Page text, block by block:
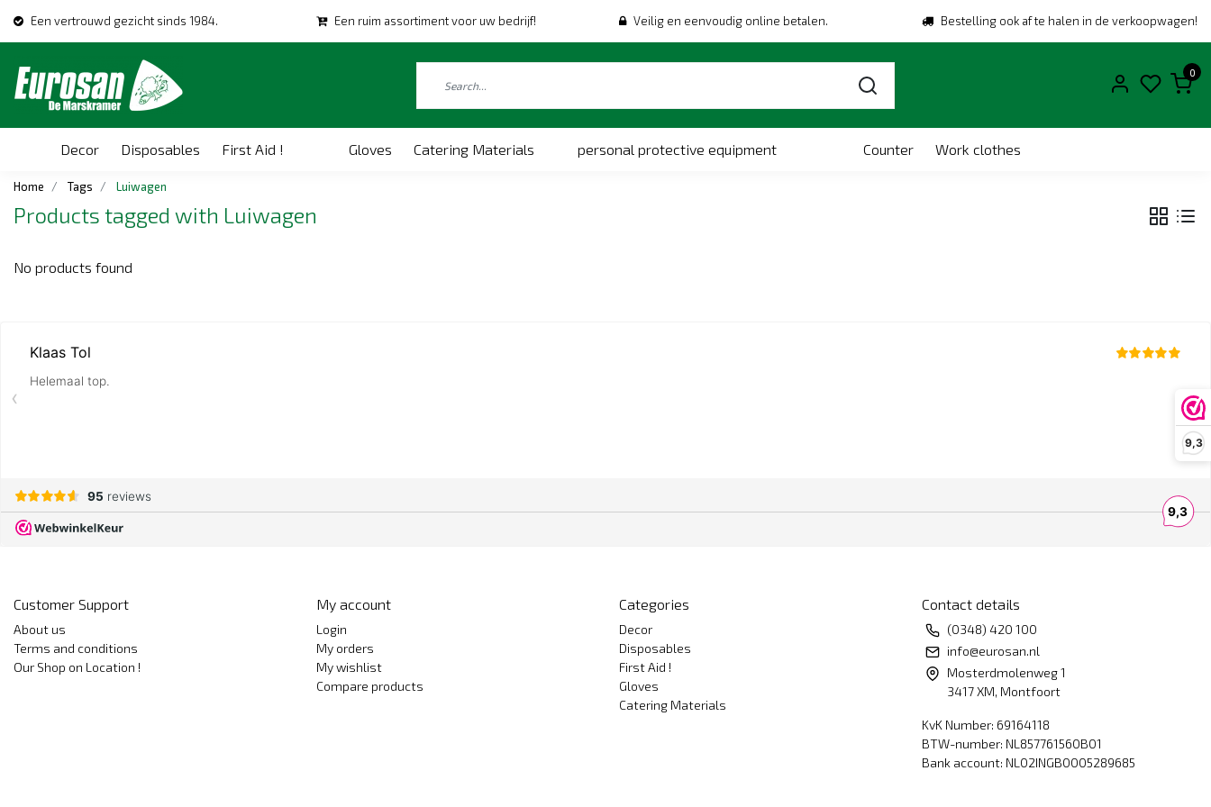
9,3
Een vertrouwd gezicht sinds 1984. Een ruim assortiment voor uw bedrijf! Veilig en eenvoudig online betalen. Bestelling ook af te halen in de verkoopwagen!
0
Decor Disposables First Aid ! Gloves Catering Materials personal protective equipment Counter Work clothes
Home Tags Luiwagen
Products tagged with Luiwagen
No products found
Customer Support
About us
Terms and conditions
Our Shop on Location !
My account
Login
My orders
My wishlist
Compare products
Categories
Decor
Disposables
First Aid !
Gloves
Catering Materials
Contact details
(0348) 420 100
info@eurosan.nl
Mosterdmolenweg 1
3417 XM, Montfoort
KvK Number: 69164118
BTW-number: NL857761560B01
Bank account: NL02INGB0005289685